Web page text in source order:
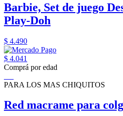
Barbie, Set de juego
Play-Doh
$ 4.490
$ 4.041
Comprá por edad
PARA LOS MAS CHIQUITOS
Red macrame para